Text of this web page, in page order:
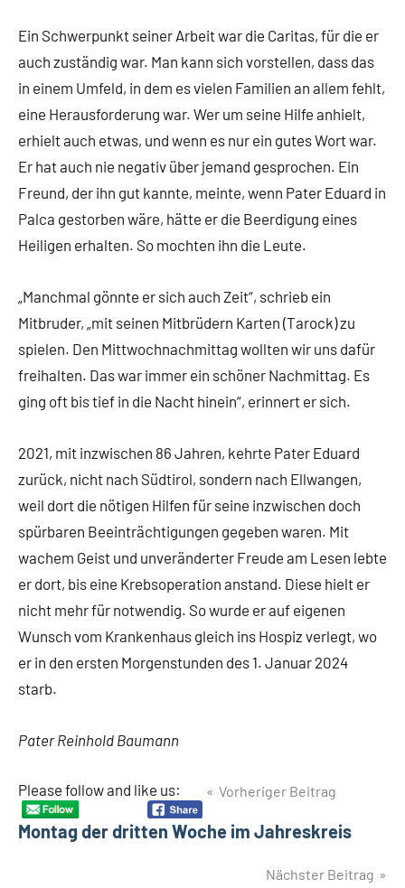
Ein Schwerpunkt seiner Arbeit war die Caritas, für die er
auch zuständig war. Man kann sich vorstellen, dass das
in einem Umfeld, in dem es vielen Familien an allem fehlt,
eine Herausforderung war. Wer um seine Hilfe anhielt,
erhielt auch etwas, und wenn es nur ein gutes Wort war.
Er hat auch nie negativ über jemand gesprochen. Ein
Freund, der ihn gut kannte, meinte, wenn Pater Eduard in
Palca gestorben wäre, hätte er die Beerdigung eines
Heiligen erhalten. So mochten ihn die Leute.
„Manchmal gönnte er sich auch Zeit“, schrieb ein
Mitbruder, „mit seinen Mitbrüdern Karten (Tarock) zu
spielen. Den Mittwochnachmittag wollten wir uns dafür
freihalten. Das war immer ein schöner Nachmittag. Es
ging oft bis tief in die Nacht hinein“, erinnert er sich.
2021, mit inzwischen 86 Jahren, kehrte Pater Eduard
zurück, nicht nach Südtirol, sondern nach Ellwangen,
weil dort die nötigen Hilfen für seine inzwischen doch
spürbaren Beeinträchtigungen gegeben waren. Mit
wachem Geist und unveränderter Freude am Lesen lebte
er dort, bis eine Krebsoperation anstand. Diese hielt er
nicht mehr für notwendig. So wurde er auf eigenen
Wunsch vom Krankenhaus gleich ins Hospiz verlegt, wo
er in den ersten Morgenstunden des 1. Januar 2024
starb.
Pater Reinhold Baumann
Please follow and like us:
BeitragsnavigationVorheriger Beitrag
Montag der dritten Woche im Jahreskreis
Nächster Beitrag